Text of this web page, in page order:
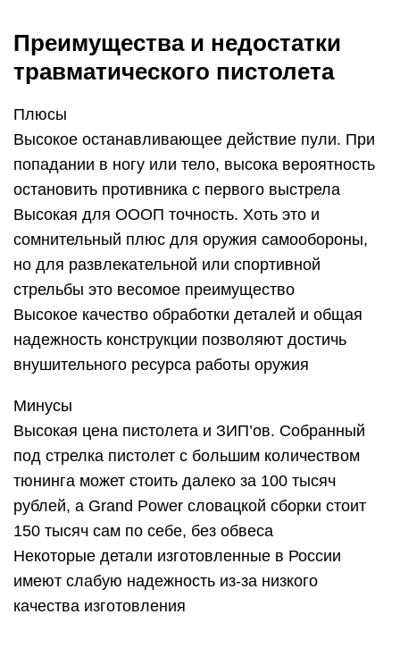
Преимущества и недостатки
травматического пистолета
Плюсы
Высокое останавливающее действие пули. При
попадании в ногу или тело, высока вероятность
остановить противника с первого выстрела
Высокая для ОООП точность. Хоть это и
сомнительный плюс для оружия самообороны,
но для развлекательной или спортивной
стрельбы это весомое преимущество
Высокое качество обработки деталей и общая
надежность конструкции позволяют достичь
внушительного ресурса работы оружия
Минусы
Высокая цена пистолета и ЗИП’ов. Собранный
под стрелка пистолет с большим количеством
тюнинга может стоить далеко за 100 тысяч
рублей, а Grand Power словацкой сборки стоит
150 тысяч сам по себе, без обвеса
Некоторые детали изготовленные в России
имеют слабую надежность из-за низкого
качества изготовления